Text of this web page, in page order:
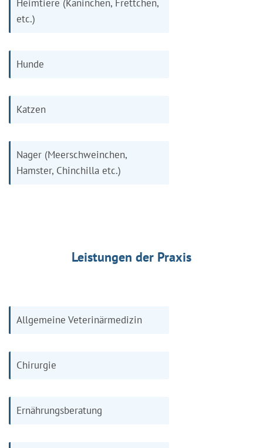
Heimtiere (Kaninchen, Frettchen,
etc.)
Hunde
Katzen
Nager (Meerschweinchen,
Hamster, Chinchilla etc.)
Leistungen der Praxis
Allgemeine Veterinärmedizin
Chirurgie
Ernährungsberatung